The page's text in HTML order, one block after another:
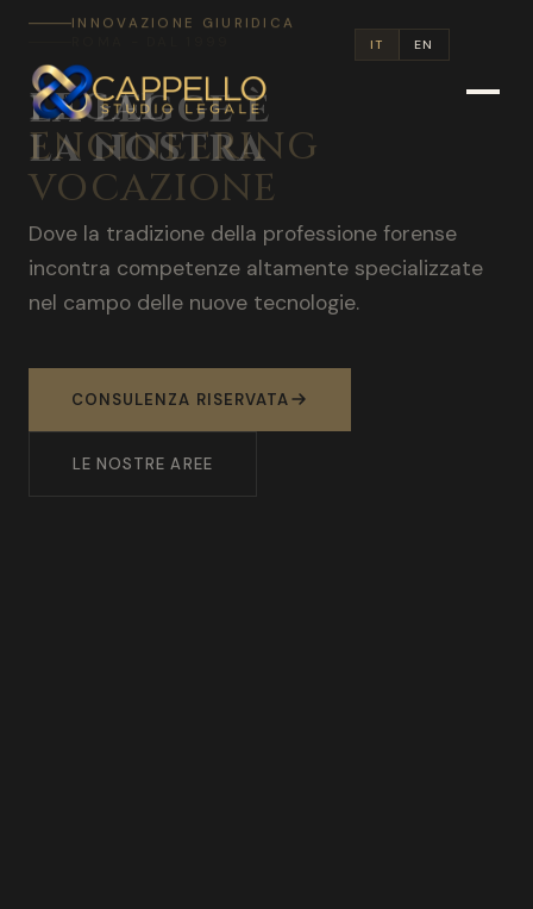
IT EN
INNOVAZIONE GIURIDICA
LEGAL
ENGINEERING
Combinare diritto e ingegneria per migliorare
l'efficienza, l'accuratezza e l'accessibilità dei
servizi legali. AI, Blockchain, Cybersecurity,
FinTech.
SCOPRI DI PIU
LEGALENGINEERING.IT